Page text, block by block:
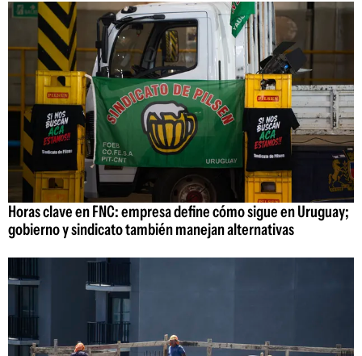
Horas clave en FNC: empresa define cómo sigue en Uruguay;
gobierno y sindicato también manejan alternativas